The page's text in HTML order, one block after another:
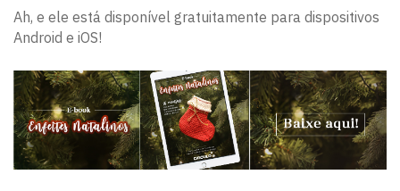
Ah, e ele está disponível gratuitamente para dispositivos
Android e iOS!